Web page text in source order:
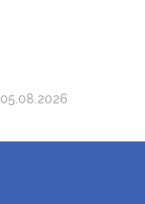
05.08.2026